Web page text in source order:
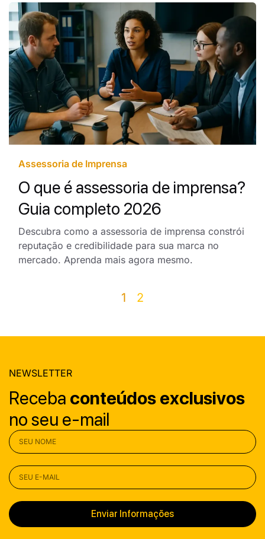
Assessoria de Imprensa
O que é assessoria de imprensa?
Guia completo 2026
Descubra como a assessoria de imprensa constrói
reputação e credibilidade para sua marca no
mercado. Aprenda mais agora mesmo.
1 2
NEWSLETTER
Receba conteúdosexclusivos
no seu e-mail
Enviar Informações